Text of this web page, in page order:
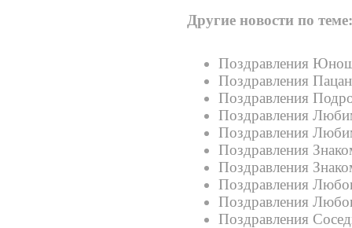
Другие новости по теме:
Поздравления
Поздравления
Поздравления
Поздравления
Поздравления
Поздравления
Поздравления
Поздравления
Поздравления
Поздравления